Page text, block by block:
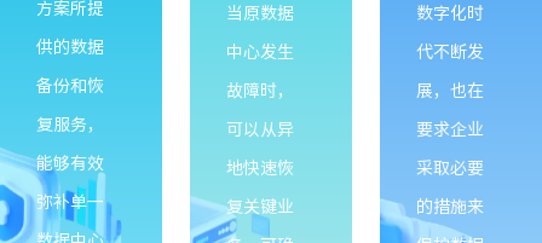
方案所提
供的数据
备份和恢
复服务，
能够有效
弥补单一
当原数据
中心发生
故障时，
可以从异
地快速恢
复关键业
数字化时
代不断发
展，也在
要求企业
采取必要
的措施来